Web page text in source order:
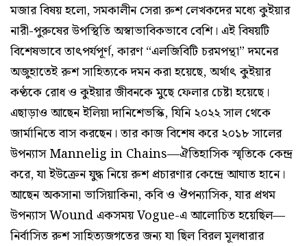
মজার বিষয় হলো, সমকালীন সেরা রুশ লেখকদের মধ্যে কুইয়ার
নারী-পুরুষের উপস্থিতি অস্বাভাবিকভাবে বেশি। এই বিষয়টি
বিশেষভাবে তাৎপর্যপূর্ণ, কারণ “এলজিবিটি চরমপন্থা” দমনের
অজুহাতেই রুশ সাহিত্যকে দমন করা হয়েছে, অর্থাৎ কুইয়ার
কণ্ঠকে রোধ ও কুইয়ার জীবনকে মুছে ফেলার চেষ্টা হয়েছে।
এছাড়াও আছেন ইলিয়া দানিশেভস্কি, যিনি ২০২২ সাল থেকে
জার্মানিতে বাস করছেন। তার কাজ বিশেষ করে ২০১৮ সালের
উপন্যাস Mannelig in Chains—ঐতিহাসিক স্মৃতিকে কেন্দ্র
করে, যা ইউক্রেন যুদ্ধ নিয়ে রুশ প্রচারণার কেন্দ্রে আঘাত হানে।
আছেন অকসানা ভাসিয়াকিনা, কবি ও ঔপন্যাসিক, যার প্রথম
উপন্যাস Wound একসময় Vogue-এ আলোচিত হয়েছিল—
নির্বাসিত রুশ সাহিত্যজগতের জন্য যা ছিল বিরল মূলধারার